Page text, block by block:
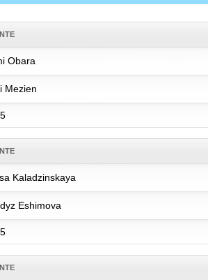
Obara
Mezien
Kaladzinskaya
Eshimova